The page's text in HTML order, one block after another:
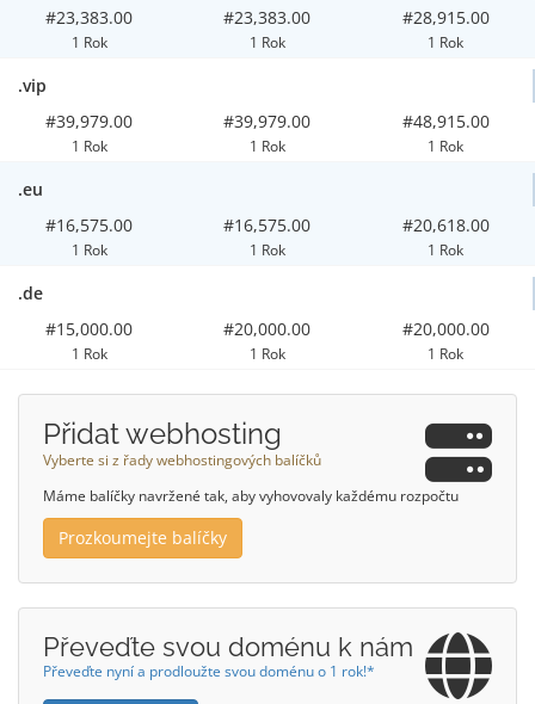
#23,383.00
1 Rok
#23,383.00
1 Rok
#28,915.00
1 Rok
.vip
#39,979.00
1 Rok
#39,979.00
1 Rok
#48,915.00
1 Rok
.eu
#16,575.00
1 Rok
#16,575.00
1 Rok
#20,618.00
1 Rok
.de
#15,000.00
1 Rok
#20,000.00
1 Rok
#20,000.00
1 Rok
Přidat webhosting
Vyberte si z řady webhostingových balíčků
Máme balíčky navržené tak, aby vyhovovaly každému rozpočtu
Prozkoumejte balíčky
Převeďte svou doménu k nám
Převeďte nyní a prodloužte svou doménu o 1 rok!*